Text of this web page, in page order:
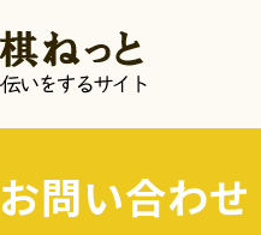
お問い合わせ